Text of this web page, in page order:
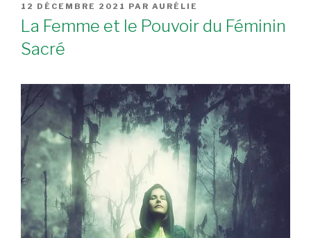
PUBLIÉ
LE
12 DÉCEMBRE 2021 PAR AURÉLIE
La Femme et le Pouvoir du Féminin
Sacré